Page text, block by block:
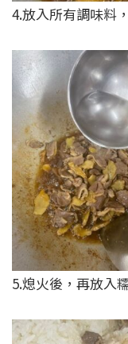
4.放入所有調味料
5.熄火後，再放入